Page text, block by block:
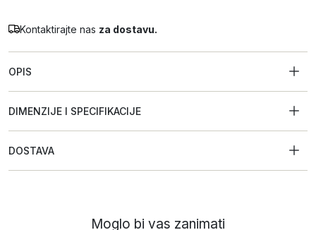
Kontaktirajte nas za dostavu.
OPIS
DIMENZIJE I SPECIFIKACIJE
DOSTAVA
Moglo bi vas zanimati